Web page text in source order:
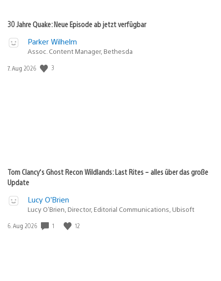
30 Jahre Quake: Neue Episode ab jetzt verfügbar
Parker Wilhelm
Assoc. Content Manager, Bethesda
Veröffentlichungsdatum:
7. Aug 2026 3
Tom Clancy’s Ghost Recon Wildlands: Last Rites – alles über das große
Update
Lucy O’Brien
Lucy O’Brien, Director, Editorial Communications, Ubisoft
Veröffentlichungsdatum:
6. Aug 2026 1 12